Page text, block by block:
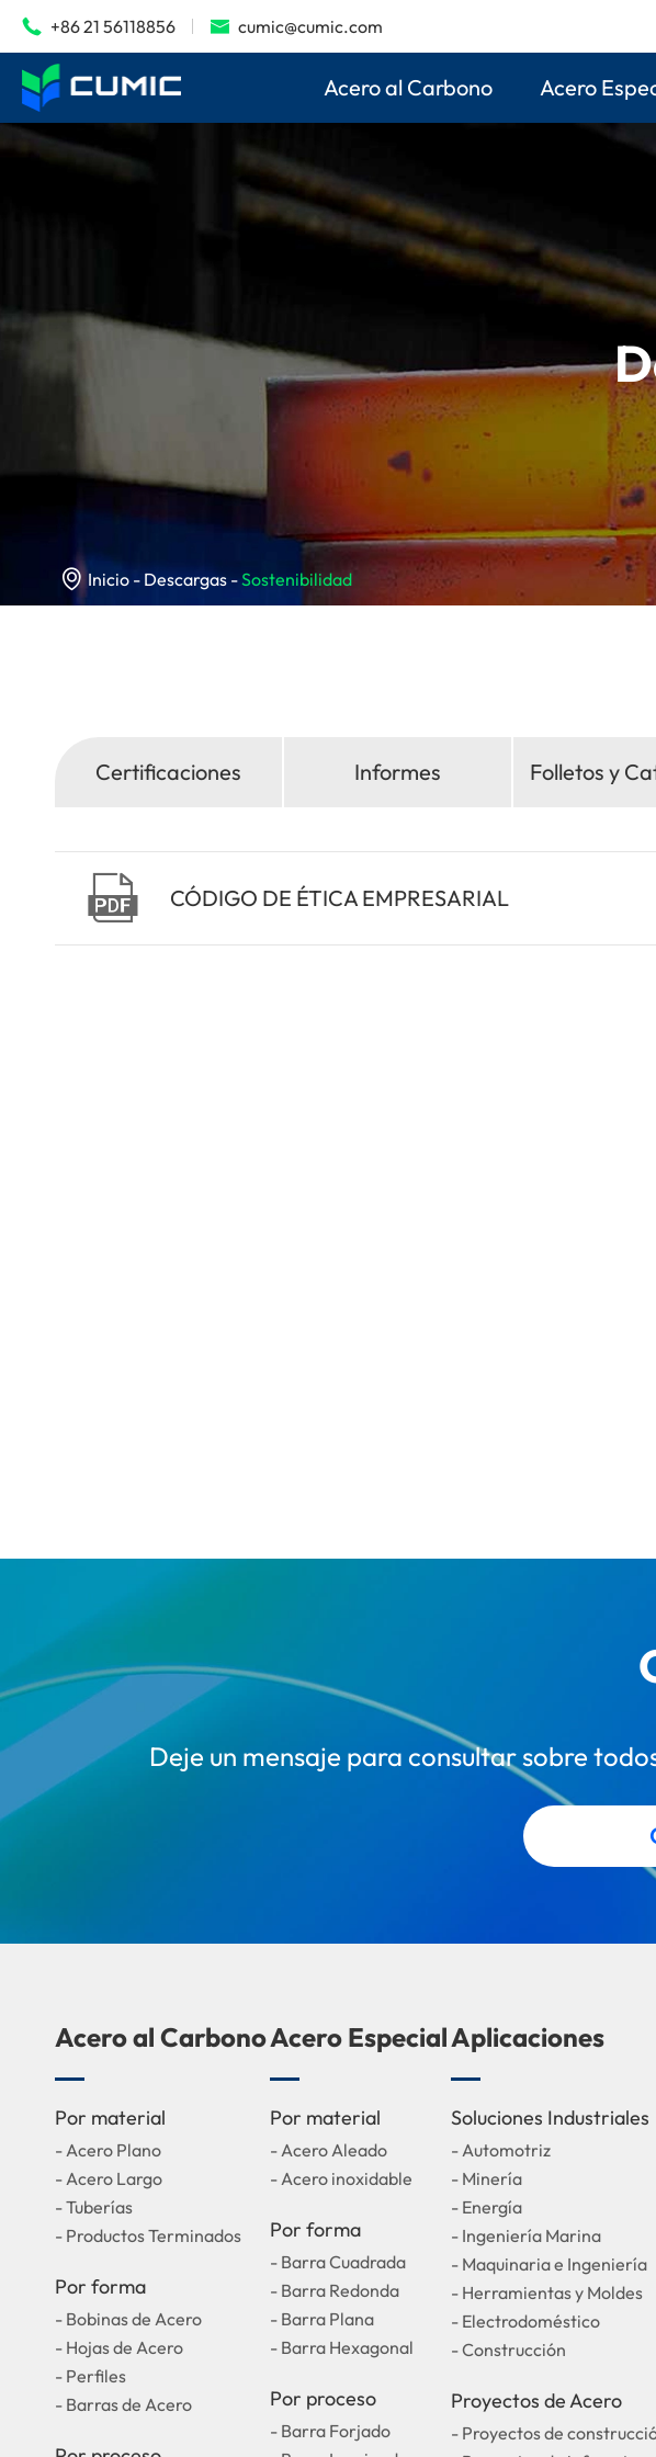
 +86 21 56118856  cumic@cumic.com
Acero al Carbono Acero
 Inicio Descargas Sostenibilidad
Certificaciones Informes Folletos y
 CÓDIGO DE ÉTICA EMPRESARIAL
Deje un mensaje para consultar sobre
Acero al Carbono
Por material
- Acero Plano
- Acero Largo
- Tuberías
- Productos Terminados
Por forma
- Bobinas de Acero
- Hojas de Acero
- Perfiles
- Barras de Acero
Acero Especial
Por material
- Acero Aleado
- Acero inoxidable
Por forma
- Barra Cuadrada
- Barra Redonda
- Barra Plana
- Barra Hexagonal
Por proceso
- Barra Forjado
Aplicaciones
Soluciones Industriales
- Automotriz
- Minería
- Energía
- Ingeniería Marina
- Maquinaria e Ingeniería
- Herramientas y Moldes
- Electrodoméstico
- Construcción
Proyectos de Acero
- Proyectos de